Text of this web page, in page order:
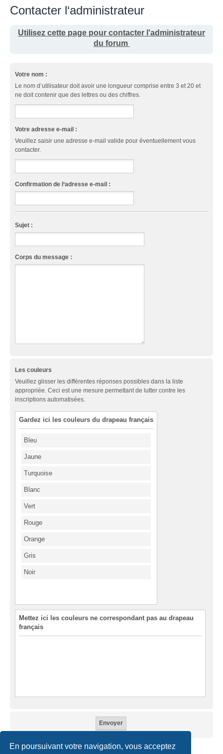
En poursuivant votre navigation, vous acceptez
Contacter l‘administrateur
Utilisez cette page pour contacter l'administrateur
du forum
Votre nom :
Le nom d’utilisateur doit avoir une longueur comprise entre 3 et 20 et
ne doit contenir que des lettres ou des chiffres.
Votre adresse e-mail :
Veuillez saisir une adresse e-mail valide pour éventuellement vous
contacter.
Confirmation de l‘adresse e-mail :
Sujet :
Corps du message :
Les couleurs
Veuillez glisser les différentes réponses possibles dans la liste
appropriée. Ceci est une mesure permettant de lutter contre les
inscriptions automatisées.
Gardez ici les couleurs du drapeau français
Bleu
Jaune
Turquoise
Blanc
Vert
Rouge
Orange
Gris
Noir
Mettez ici les couleurs ne correspondant pas au drapeau
français